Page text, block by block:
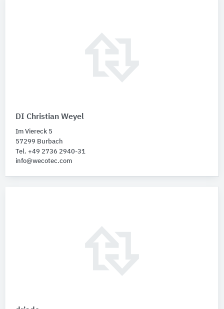
DI Christian Weyel
Im Viereck 5
57299 Burbach
Tel. +49 2736 2940-31
info@wecotec.com